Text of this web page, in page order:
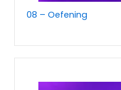
08 – Oefening